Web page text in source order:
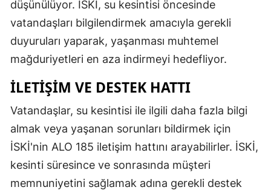
düşünülüyor. İSKİ, su kesintisi öncesinde
vatandaşları bilgilendirmek amacıyla gerekli
duyuruları yaparak, yaşanması muhtemel
mağduriyetleri en aza indirmeyi hedefliyor.
İLETIŞIM VE DESTEK HATTI
Vatandaşlar, su kesintisi ile ilgili daha fazla bilgi
almak veya yaşanan sorunları bildirmek için
İSKİ'nin ALO 185 iletişim hattını arayabilirler. İSKİ,
kesinti süresince ve sonrasında müşteri
memnuniyetini sağlamak adına gerekli destek